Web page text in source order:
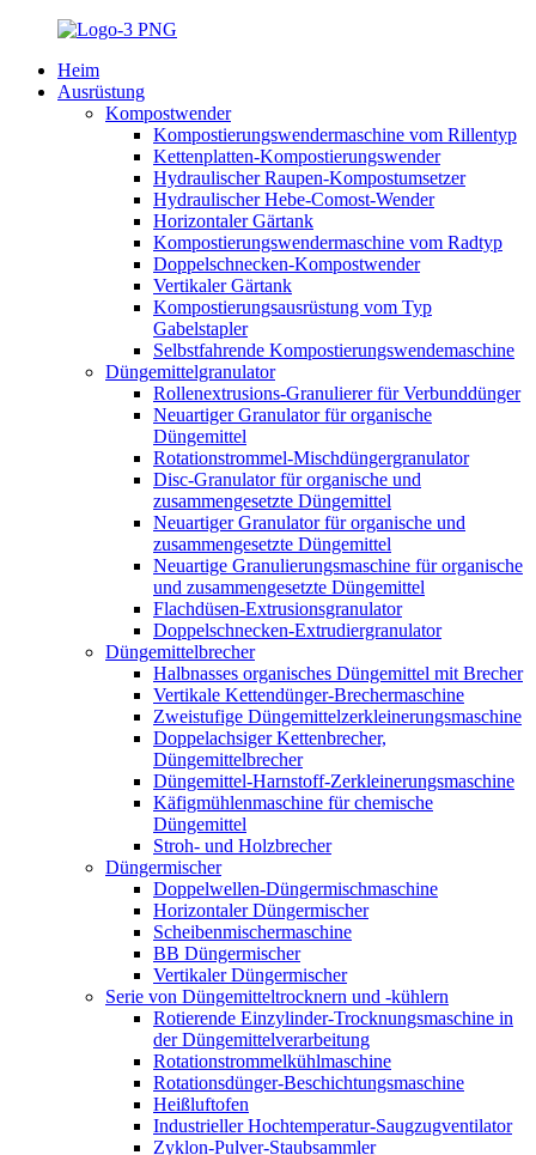
Heim
Ausrüstung
Kompostwender
Kompostierungswendermaschine vom Rillentyp
Kettenplatten-Kompostierungswender
Hydraulischer Raupen-Kompostumsetzer
Hydraulischer Hebe-Comost-Wender
Horizontaler Gärtank
Kompostierungswendermaschine vom Radtyp
Doppelschnecken-Kompostwender
Vertikaler Gärtank
Kompostierungsausrüstung vom Typ
Gabelstapler
Selbstfahrende Kompostierungswendemaschine
Düngemittelgranulator
Rollenextrusions-Granulierer für Verbunddünger
Neuartiger Granulator für organische
Düngemittel
Rotationstrommel-Mischdüngergranulator
Disc-Granulator für organische und
zusammengesetzte Düngemittel
Neuartiger Granulator für organische und
zusammengesetzte Düngemittel
Neuartige Granulierungsmaschine für organische
und zusammengesetzte Düngemittel
Flachdüsen-Extrusionsgranulator
Doppelschnecken-Extrudiergranulator
Düngemittelbrecher
Halbnasses organisches Düngemittel mit Brecher
Vertikale Kettendünger-Brechermaschine
Zweistufige Düngemittelzerkleinerungsmaschine
Doppelachsiger Kettenbrecher,
Düngemittelbrecher
Düngemittel-Harnstoff-Zerkleinerungsmaschine
Käfigmühlenmaschine für chemische
Düngemittel
Stroh- und Holzbrecher
Düngermischer
Doppelwellen-Düngermischmaschine
Horizontaler Düngermischer
Scheibenmischermaschine
BB Düngermischer
Vertikaler Düngermischer
Serie von Düngemitteltrocknern und -kühlern
Rotierende Einzylinder-Trocknungsmaschine in
der Düngemittelverarbeitung
Rotationstrommelkühlmaschine
Rotationsdünger-Beschichtungsmaschine
Heißluftofen
Industrieller Hochtemperatur-Saugzugventilator
Zyklon-Pulver-Staubsammler